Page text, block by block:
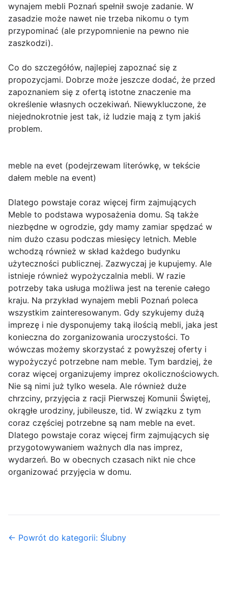
wynajem mebli Poznań spełnił swoje zadanie. W
zasadzie może nawet nie trzeba nikomu o tym
przypominać (ale przypomnienie na pewno nie
zaszkodzi).
Co do szczegółów, najlepiej zapoznać się z
propozycjami. Dobrze może jeszcze dodać, że przed
zapoznaniem się z ofertą istotne znaczenie ma
określenie własnych oczekiwań. Niewykluczone, że
niejednokrotnie jest tak, iż ludzie mają z tym jakiś
problem.
meble na evet (podejrzewam literówkę, w tekście
dałem meble na event)
Dlatego powstaje coraz więcej firm zajmujących
Meble to podstawa wyposażenia domu. Są także
niezbędne w ogrodzie, gdy mamy zamiar spędzać w
nim dużo czasu podczas miesięcy letnich. Meble
wchodzą również w skład każdego budynku
użyteczności publicznej. Zazwyczaj je kupujemy. Ale
istnieje również wypożyczalnia mebli. W razie
potrzeby taka usługa możliwa jest na terenie całego
kraju. Na przykład wynajem mebli Poznań poleca
wszystkim zainteresowanym. Gdy szykujemy dużą
imprezę i nie dysponujemy taką ilością mebli, jaka jest
konieczna do zorganizowania uroczystości. To
wówczas możemy skorzystać z powyższej oferty i
wypożyczyć potrzebne nam meble. Tym bardziej, że
coraz więcej organizujemy imprez okolicznościowych.
Nie są nimi już tylko wesela. Ale również duże
chrzciny, przyjęcia z racji Pierwszej Komunii Świętej,
okrągłe urodziny, jubileusze, tid. W związku z tym
coraz częściej potrzebne są nam meble na evet.
Dlatego powstaje coraz więcej firm zajmujących się
przygotowywaniem ważnych dla nas imprez,
wydarzeń. Bo w obecnych czasach nikt nie chce
organizować przyjęcia w domu.
← Powrót do kategorii: Ślubny